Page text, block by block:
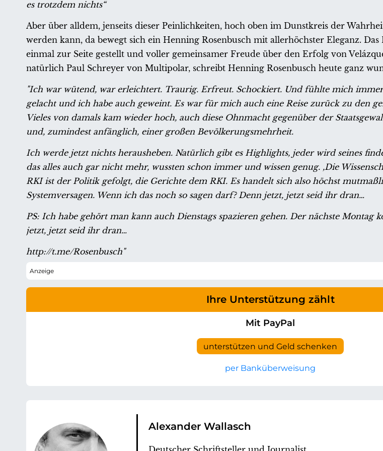
es trotzdem nichts“
Aber über alldem, jenseits dieser Peinlichkeiten, hoch oben im Dunstkreis der
werden kann, da bewegt sich ein Henning Rosenbusch mit allerhöchster Eleganz.
einmal zur Seite gestellt und voller gemeinsamer Freude über den Erfolg von
natürlich Paul Schreyer von Multipolar, schreibt Henning Rosenbusch heute ganz
"Ich war wütend, war erleichtert. Traurig. Erfreut. Schockiert. Und fühlte mich
gelacht und ich habe auch geweint. Es war für mich auch eine Reise zurück zu den
Vieles von damals kam wieder hoch, auch diese Ohnmacht gegenüber der
und, zumindest anfänglich, einer großen Bevölkerungsmehrheit.
Ich werde jetzt nichts herausheben. Natürlich gibt es Highlights, jeder wird seines
das alles auch gar nicht mehr, wussten schon immer und wissen genug. ,Die
RKI ist der Politik gefolgt, die Gerichte dem RKI. Es handelt sich also höchst
Systemversagen. Wenn ich das noch so sagen darf? Denn jetzt, jetzt seid ihr dran…
PS: Ich habe gehört man kann auch Dienstags spazieren gehen. Der nächste Montag
jetzt, jetzt seid ihr dran…
http://t.me/Rosenbusch"
Ihre Unterstützung zählt
Mit PayPal
unterstützen und Geld schenken
per Banküberweisung
Alexander Wallasch